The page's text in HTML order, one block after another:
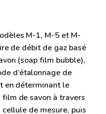
M-1, M-5 et M-
de débit de gaz basé
(soap film bubble),
d’étalonnage de
en déterminant le
de savon à travers
de mesure, puis